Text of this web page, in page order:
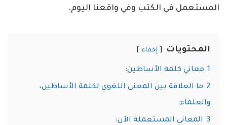
المستعمل في الكتب وفي واقعنا اليوم.
المحتويات إخفاء
1 معاني كلمة الأساطين:
2 ما العلاقة بين المعنى اللغوي لكلمة الأساطين،
والعلماء:
3 المعاني المستعملة الآن: